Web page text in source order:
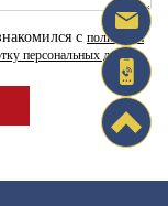
с политикой
персональных данных